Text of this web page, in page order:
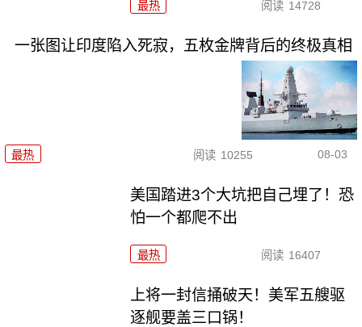
最热 阅读 14728
一张图让印度陷入死寂，五枚金牌背后的终极真相
最热 阅读 10255 08-03
美国踏进3个大坑把自己埋了！恐
怕一个都爬不出
最热 阅读 16407
上将一封信捅破天！美军五艘驱
逐舰要盖三口锅！